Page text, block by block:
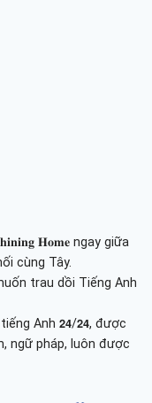
𝐇𝐨𝐦𝐞 ngay giữa
cùng Tây.
trau dồi Tiếng Anh
Anh 𝟮𝟰/𝟮𝟰, được
ngữ pháp, luôn được